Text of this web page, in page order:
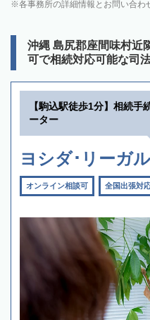
各事務所の詳細情報とお問い合わ
沖縄 島尻郡座間味村近
可で相続対応可能な司
【駒込駅徒歩1分】相続
ーター
ヨシダ･リーガ
オンライン相談可 全国出張対